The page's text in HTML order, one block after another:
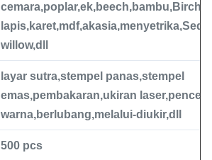
cemara,poplar,ek,beech,bambu,Birch
lapis,karet,mdf,akasia,menyetrika,
willow,dll
layar sutra,stempel panas,stempel
emas,pembakaran,ukiran laser,
warna,berlubang,melalui-diukir,dll
500 pcs